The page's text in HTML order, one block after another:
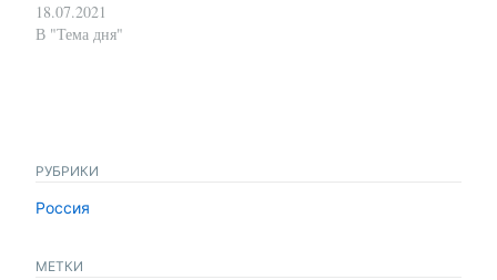
18.07.2021
В "Тема дня"
РУБРИКИ
Россия
МЕТКИ